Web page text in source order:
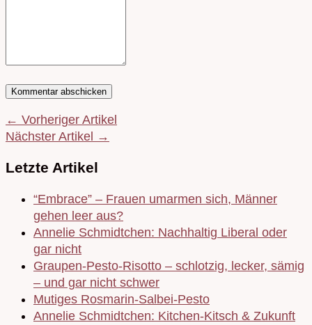
← Vorheriger Artikel
Nächster Artikel →
Letzte Artikel
“Embrace” – Frauen umarmen sich, Männer
gehen leer aus?
Annelie Schmidtchen: Nachhaltig Liberal oder
gar nicht
Graupen-Pesto-Risotto – schlotzig, lecker, sämig
– und gar nicht schwer
Mutiges Rosmarin-Salbei-Pesto
Annelie Schmidtchen: Kitchen-Kitsch & Zukunft